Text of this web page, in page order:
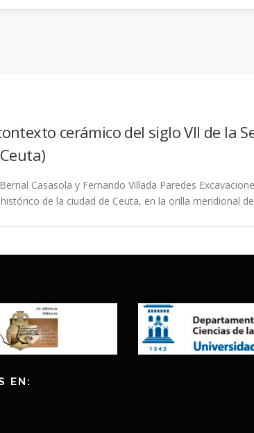
cerámico del siglo VII de la
Casasola y Fernando Villada Paredes
de la ciudad de Ceuta, en la orilla meridional
EN: